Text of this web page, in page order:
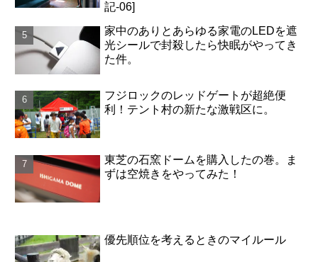
記-06]
家中のありとあらゆる家電のLEDを遮
光シールで封殺したら快眠がやってき
た件。
フジロックのレッドゲートが超絶便
利！テント村の新たな激戦区に。
東芝の石窯ドームを購入したの巻。ま
ずは空焼きをやってみた！
優先順位を考えるときのマイルール